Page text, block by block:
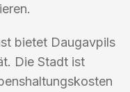
bietet Daugavpils
Die Stadt ist